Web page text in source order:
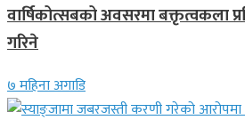
वार्षिकोत्सबको अवसरमा बक्तृत्वकला
गरिने
७ महिना अगाडि